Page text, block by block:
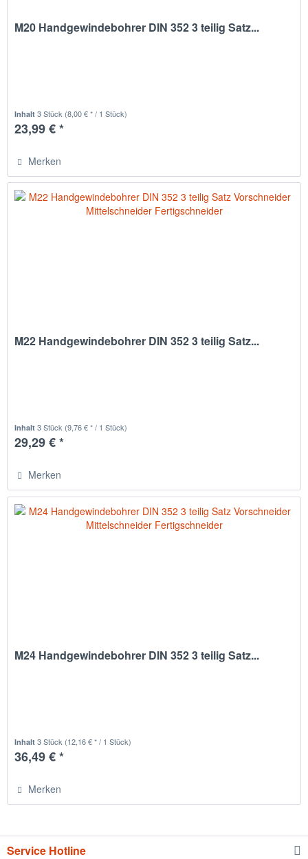
M20 Handgewindebohrer DIN 352 3 teilig Satz...
Inhalt3 Stück (8,00 € * / 1 Stück)
23,99 € *
Merken
M22 Handgewindebohrer DIN 352 3 teilig Satz...
Inhalt3 Stück (9,76 € * / 1 Stück)
29,29 € *
Merken
M24 Handgewindebohrer DIN 352 3 teilig Satz...
Inhalt3 Stück (12,16 € * / 1 Stück)
36,49 € *
Merken
Service Hotline